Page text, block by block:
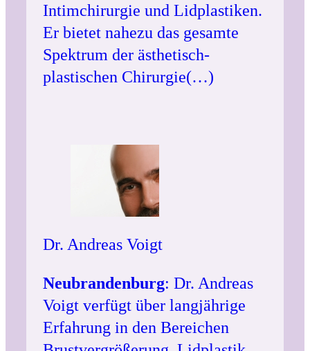
Intimchirurgie und Lidplastiken.
Er bietet nahezu das gesamte
Spektrum der ästhetisch-
plastischen Chirurgie(…)
Dr. Andreas Voigt
Neubrandenburg: Dr. Andreas
Voigt verfügt über langjährige
Erfahrung in den Bereichen